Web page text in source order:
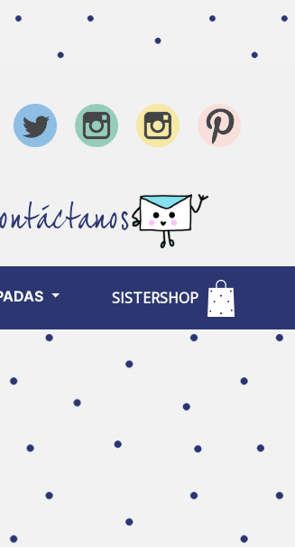
SISTERSHOP